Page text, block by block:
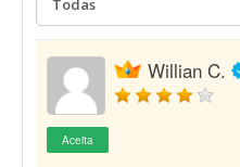
Willian C.
Aceita